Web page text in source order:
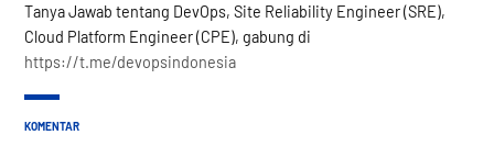
Tanya Jawab tentang DevOps, Site Reliability Engineer (SRE),
Cloud Platform Engineer (CPE), gabung di
https://t.me/devopsindonesia
KOMENTAR